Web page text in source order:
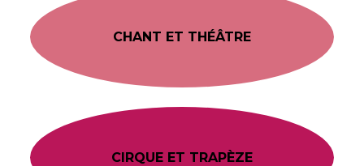
CHANT ET THÉÂTRE
CIRQUE ET TRAPÈZE